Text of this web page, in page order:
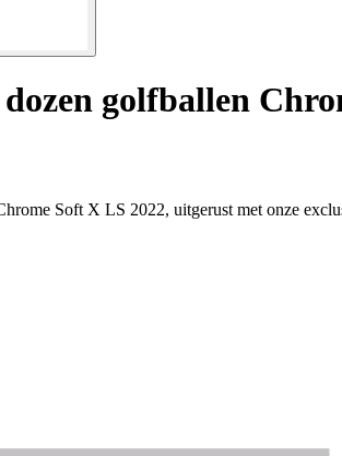
dozen golfballen
Soft X LS 2022, uitgerust met onze